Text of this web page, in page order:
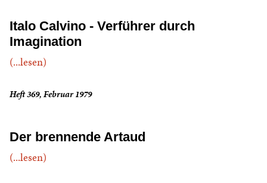
Italo Calvino - Verführer durch
Imagination
(...lesen)
Heft 369, Februar 1979
Der brennende Artaud
(...lesen)